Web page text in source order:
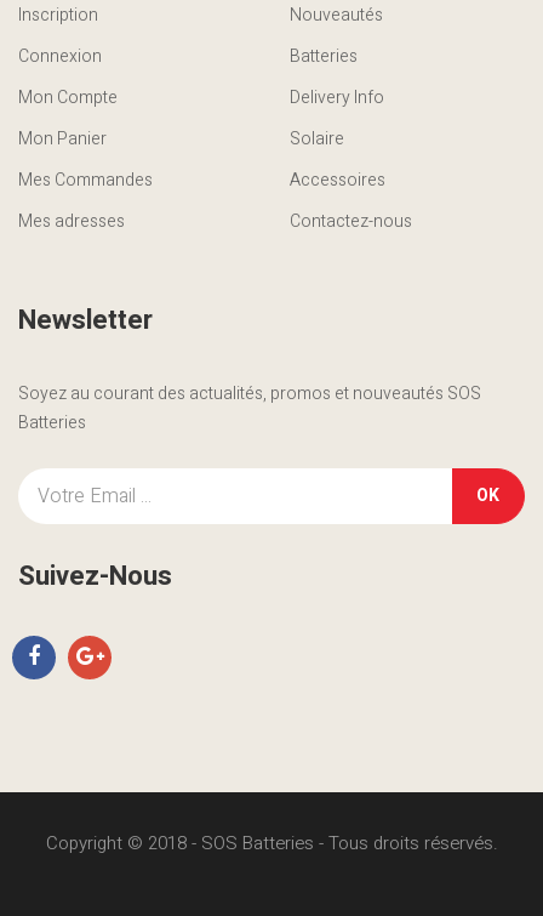
Inscription
Connexion
Mon Compte
Mon Panier
Mes Commandes
Mes adresses
Nouveautés
Batteries
Delivery Info
Solaire
Accessoires
Contactez-nous
Newsletter
Soyez au courant des actualités, promos et nouveautés SOS
Batteries
OK
Suivez-Nous
Copyright © 2018 - SOS Batteries - Tous droits réservés.